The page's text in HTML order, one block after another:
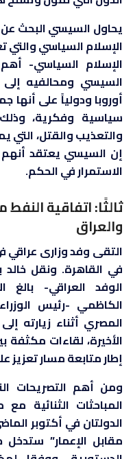
يحاول السيسي البحث
الإسلام السياسي والتي
الإسلام السياسي-
السيسي ومحالفيه
أوروبا ودولياً على أنها
سياسية وفكرية، وذلك
والتعذيب والقتل، التي
إن السيسي يعتقد أنهم
الاستمرار في الحكم.
ثالثًا: اتفاقية
والعراق
التقى وفد وزارى
في القاهرة. ونقل خالد
الوفد العراقي-
الكاظمي -رئيس
المصري أثناء زيارته
الأخيرة، لقاءات
إطار متابعة مسار تعزيز
ومن أهم التصريحات
المباحثات الثنائية
الدولتان في أكتوبر
مقابل الإعمار” ستدخل